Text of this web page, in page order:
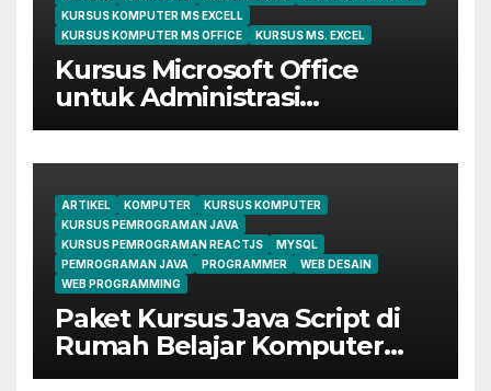
KURSUS KOMPUTER MS EXCELL
KURSUS KOMPUTER MS OFFICE
KURSUS MS. EXCEL
Kursus Microsoft Office
untuk Administrasi
Perkantoran di Cileungsi
ARTIKEL KOMPUTER
KURSUS KOMPUTER
KURSUS PEMROGRAMAN JAVA
KURSUS PEMROGRAMAN REACTJS
MYSQL
PEMROGRAMAN JAVA
PROGRAMMER
WEB DESAIN
WEB PROGRAMMING
Paket Kursus Java Script di
Rumah Belajar Komputer
YMII Cileungsi